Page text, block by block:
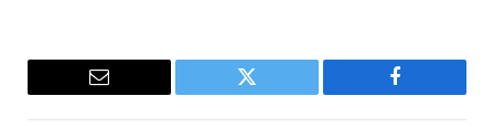
Facebook
Twitter
Email